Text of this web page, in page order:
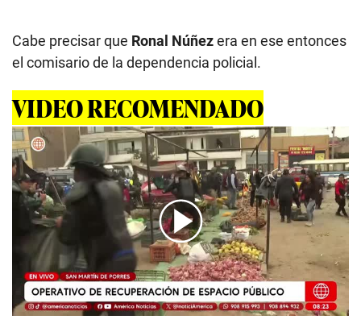
Cabe precisar que Ronal Núñezera en ese entonces
el comisario de la dependencia policial.
VIDEO RECOMENDADO
00:00/04:15